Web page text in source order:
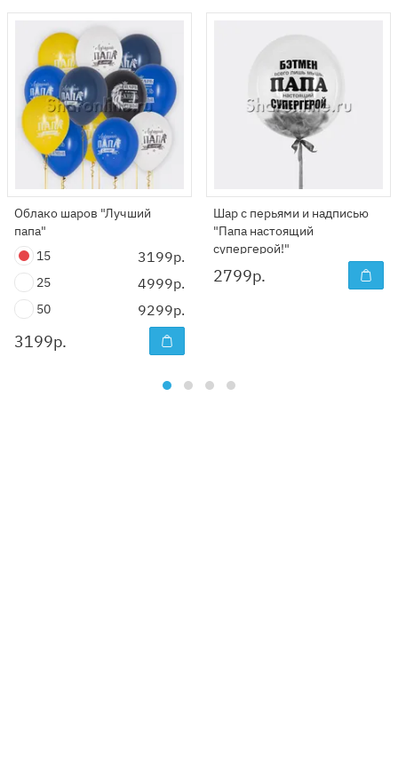
Облако шаров "Лучший
папа"
15
3199р.
25 4999р.
50 9299р.
3199р.
Шар с перьями и надписью
"Папа настоящий
супергерой!"
2799р.